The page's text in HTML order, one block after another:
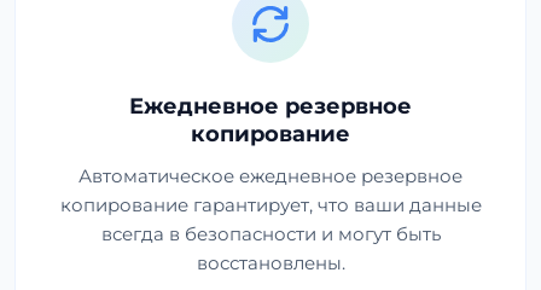
Ежедневное резервное
копирование
Автоматическое ежедневное резервное
копирование гарантирует, что ваши данные
всегда в безопасности и могут быть
восстановлены.